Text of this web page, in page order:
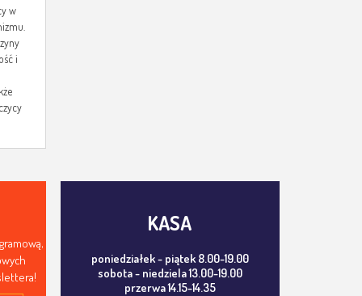
w
i
KASA
poniedziałek - piątek 8.00-19.00
sobota - niedziela 13.00-19.00
przerwa 14.15-14.35